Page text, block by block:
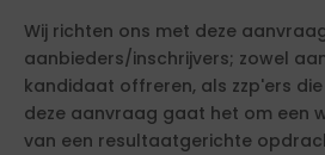
Wij richten ons met deze
aanbieders/inschrijvers; zowel
kandidaat offreren, als zzp'ers
deze aanvraag gaat het om een
van een resultaatgerichte